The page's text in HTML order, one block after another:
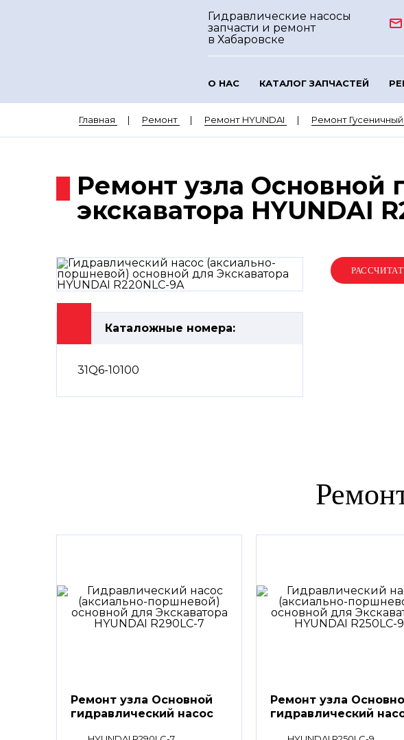
Гидравлические насосы
запчасти и ремонт
в Хабаровске
О НАС КАТАЛОГ ЗАПЧАСТЕЙ
Главная Ремонт Ремонт HYUNDAI Ремонт Гусеничный
Ремонт узла Основной
экскаватора HYUNDAI
Каталожные номера:
31Q6-10100
Ремонт узла Основной
гидравлический насос
Ремонт узла
гидравлический